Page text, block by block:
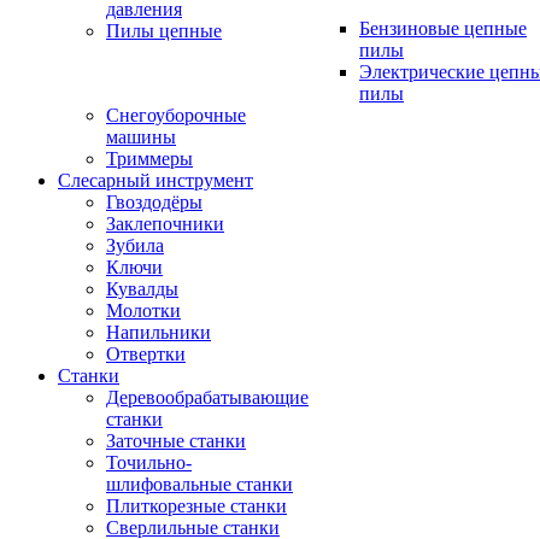
давления
Пилы цепные
Бензиновые цепные
пилы
Электрические
пилы
Снегоуборочные
машины
Триммеры
Слесарный инструмент
Гвоздодёры
Заклепочники
Зубила
Ключи
Кувалды
Молотки
Напильники
Отвертки
Станки
Деревообрабатывающие
станки
Заточные станки
Точильно-
шлифовальные станки
Плиткорезные станки
Сверлильные станки